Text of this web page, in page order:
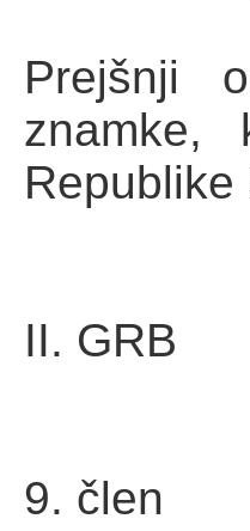
Prejšnji
znamke,
Republike
II. GRB
9. člen